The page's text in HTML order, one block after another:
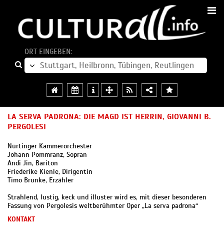
ORT EINGEBEN:
LA SERVA PADRONA: DIE MAGD IST HERRIN, GIOVANNI B.
PERGOLESI
Nürtinger Kammerorchester
Johann Pommranz, Sopran
Andi Jin, Bariton
Friederike Kienle, Dirigentin
Timo Brunke, Erzähler
Strahlend, lustig, keck und illuster wird es, mit dieser besonderen
Fassung von Pergolesis weltberühmter Oper „La serva padrona“
KONTAKT